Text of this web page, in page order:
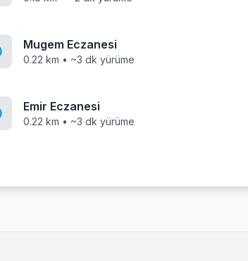
Mugem Eczanesi
0.22 km • ~3 dk yürüme
Emir Eczanesi
0.22 km • ~3 dk yürüme